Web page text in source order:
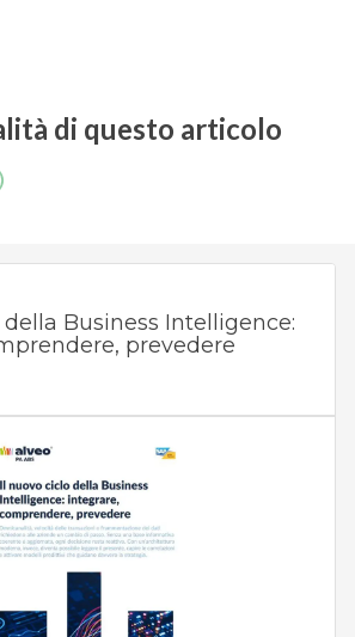
di questo articolo
Business Intelligence:
prevedere